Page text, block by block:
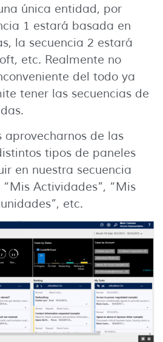
única entidad, por
1 estará basada en
la secuencia 2 estará
etc. Realmente no
del todo ya
tener las secuencias de
aprovecharnos de las
tipos de paneles
en nuestra secuencia
Actividades”, “Mis
etc.